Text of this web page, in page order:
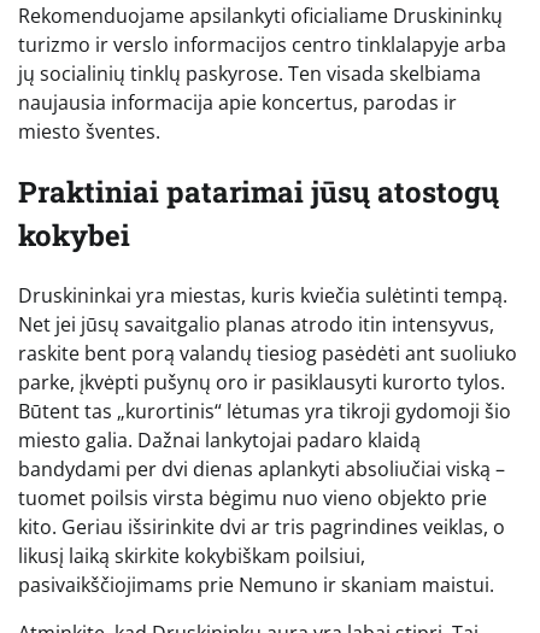
Rekomenduojame apsilankyti oficialiame Druskininkų
turizmo ir verslo informacijos centro tinklalapyje arba
jų socialinių tinklų paskyrose. Ten visada skelbiama
naujausia informacija apie koncertus, parodas ir
miesto šventes.
Praktiniai patarimai jūsų atostogų
kokybei
Druskininkai yra miestas, kuris kviečia sulėtinti tempą.
Net jei jūsų savaitgalio planas atrodo itin intensyvus,
raskite bent porą valandų tiesiog pasėdėti ant suoliuko
parke, įkvėpti pušynų oro ir pasiklausyti kurorto tylos.
Būtent tas „kurortinis“ lėtumas yra tikroji gydomoji šio
miesto galia. Dažnai lankytojai padaro klaidą
bandydami per dvi dienas aplankyti absoliučiai viską –
tuomet poilsis virsta bėgimu nuo vieno objekto prie
kito. Geriau išsirinkite dvi ar tris pagrindines veiklas, o
likusį laiką skirkite kokybiškam poilsiui,
pasivaikščiojimams prie Nemuno ir skaniam maistui.